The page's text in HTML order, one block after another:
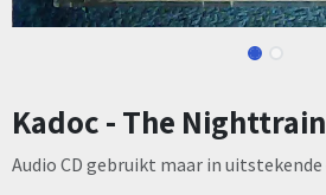
Kadoc - The Nighttrain
Audio CD gebruikt maar in